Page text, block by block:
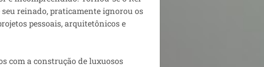
reinado, praticamente ignorou os
pessoais, arquitetônicos e
com a construção de luxuosos